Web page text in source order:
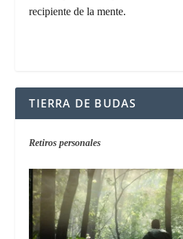
recipiente de la mente.
TIERRA DE BUDAS
Retiros personales